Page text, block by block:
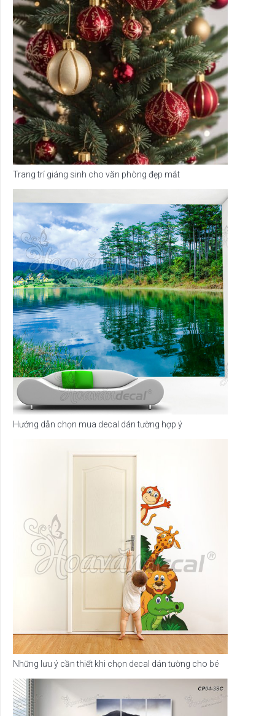
Trang trí giáng sinh cho văn phòng đẹp mắt
Hướng dẫn chọn mua decal dán tường hợp ý
Những lưu ý cần thiết khi chọn decal dán tường cho bé